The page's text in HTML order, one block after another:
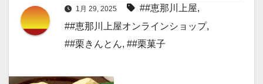
1月 29, 2025 ##恵那川上屋,
##恵那川上屋オンラインショップ,
##栗きんとん, ##栗菓子